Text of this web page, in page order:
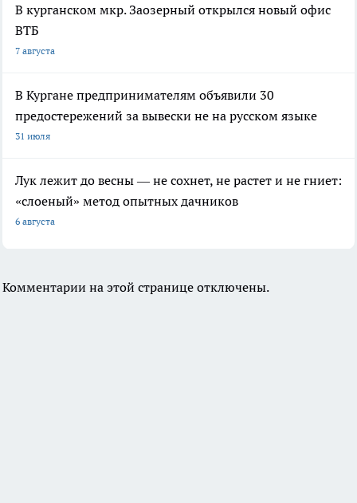
В курганском мкр. Заозерный открылся новый офис
ВТБ
7 августа
В Кургане предпринимателям объявили 30
предостережений за вывески не на русском языке
31 июля
Лук лежит до весны — не сохнет, не растет и не гниет:
«слоеный» метод опытных дачников
6 августа
Комментарии на этой странице отключены.